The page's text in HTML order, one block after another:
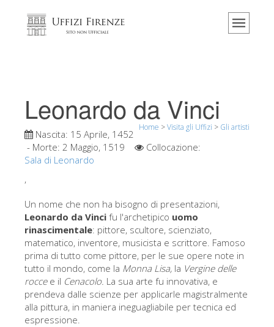
Home
Eventi e mostre
I commenti dei visitatori
Contattaci
Prenota ora
Tour virtuale
Le opere
Le sale
Gli artisti
Le nuove sale
Leonardo da Vinci
Home >Visita gli Uffizi > Gli artisti
Nascita: 15 Aprile, 1452
- Morte: 2 Maggio, 1519
Collocazione:
Sala di Leonardo
,
Un nome che non ha bisogno di presentazioni,
Leonardo da Vinci fu l'archetipico uomo
rinascimentale: pittore, scultore, scienziato,
matematico, inventore, musicista e scrittore. Famoso
prima di tutto come pittore, per le sue opere note in
tutto il mondo, come la Monna Lisa, la Vergine delle
roccee il Cenacolo. La sua arte fu innovativa, e
prendeva dalle scienze per applicarle magistralmente
alla pittura, in maniera ineguagliabile per tecnica ed
espressione.